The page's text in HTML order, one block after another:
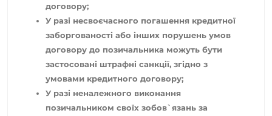
договору;
У разі несвоєчасного погашення кредитної
заборгованості або інших порушень умов
договору до позичальника можуть бути
застосовані штрафні санкції, згідно з
умовами кредитного договору;
У разі неналежного виконання
позичальником своїх зобов`язань за